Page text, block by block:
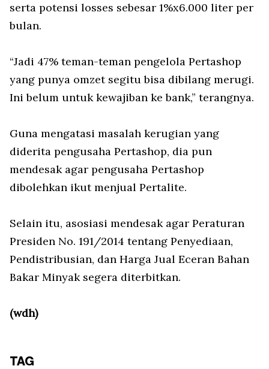
serta potensi losses sebesar 1%x6.000 liter per
bulan.
“Jadi 47% teman-teman pengelola Pertashop
yang punya omzet segitu bisa dibilang merugi.
Ini belum untuk kewajiban ke bank,” terangnya.
Guna mengatasi masalah kerugian yang
diderita pengusaha Pertashop, dia pun
mendesak agar pengusaha Pertashop
dibolehkan ikut menjual Pertalite.
Selain itu, asosiasi mendesak agar Peraturan
Presiden No. 191/2014 tentang Penyediaan,
Pendistribusian, dan Harga Jual Eceran Bahan
Bakar Minyak segera diterbitkan.
(wdh)
TAG